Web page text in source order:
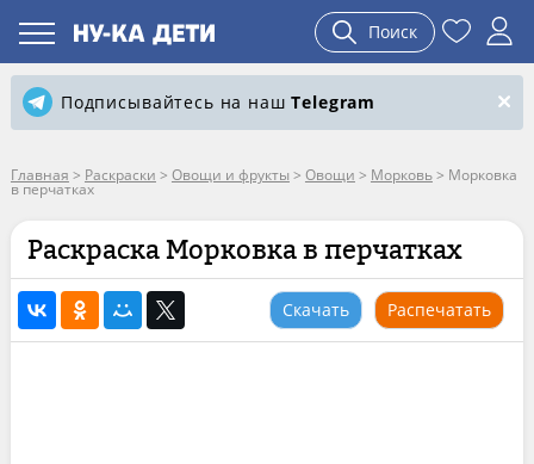
Поиск
Подписывайтесь на нашTelegram
Главная > Раскраски > Овощи и фрукты > Овощи > Морковь> Морковка
в перчатках
Раскраска Морковка в перчатках
Скачать Распечатать